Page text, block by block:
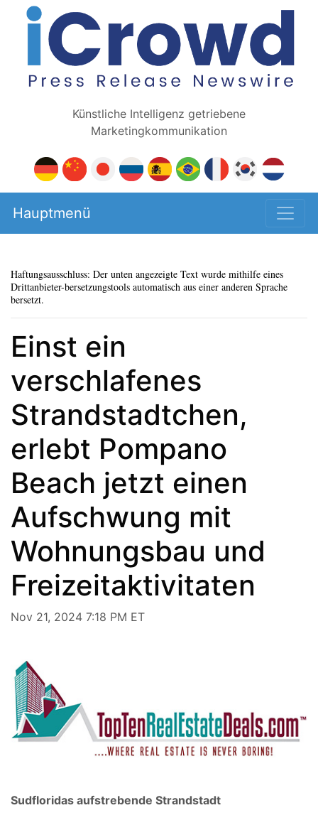
Künstliche Intelligenz getriebene
Marketingkommunikation
Hauptmenü
Haftungsausschluss: Der unten angezeigte Text wurde mithilfe eines
Drittanbieter-bersetzungstools automatisch aus einer anderen Sprache
bersetzt.
Einst ein
verschlafenes
Strandstadtchen,
erlebt Pompano
Beach jetzt einen
Aufschwung mit
Wohnungsbau und
Freizeitaktivitaten
Nov 21, 2024 7:18 PM ET
Sudfloridas aufstrebende Strandstadt